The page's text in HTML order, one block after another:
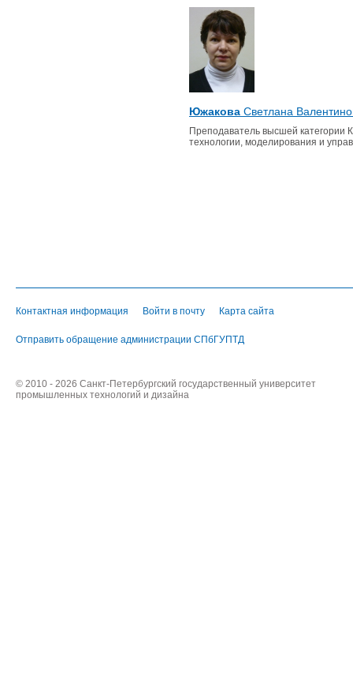
Южакова Светлана
Преподаватель высшей категории
технологии, моделирования и
Контактная информация Войти в почту Карта сайта
Отправить обращение администрации СПбГУПТД
© 2010 - 2026 Санкт-Петербургский государственный университет
промышленных технологий и дизайна